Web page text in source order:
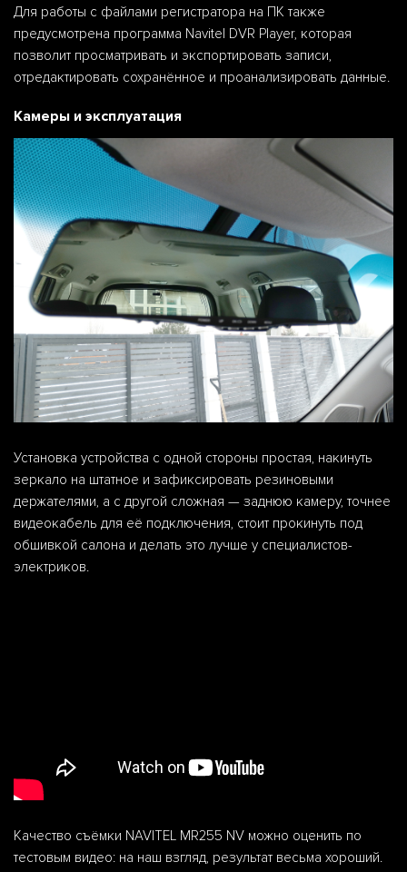
Для работы с файлами регистратора на ПК также
предусмотрена программа Navitel DVR Player, которая
позволит просматривать и экспортировать записи,
отредактировать сохранённое и проанализировать данные.
Камеры и эксплуатация
Установка устройства с одной стороны простая, накинуть
зеркало на штатное и зафиксировать резиновыми
держателями, а с другой сложная — заднюю камеру, точнее
видеокабель для её подключения, стоит прокинуть под
обшивкой салона и делать это лучше у специалистов-
электриков.
Качество съёмки NAVITEL MR255 NV можно оценить по
тестовым видео: на наш взгляд, результат весьма хороший.